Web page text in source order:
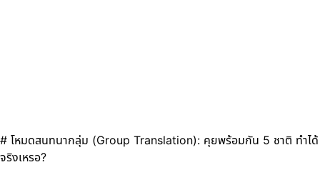
# โหมดสนทนากลุ่ม (Group Translation): คุยพร้อมกัน 5 ชาติ ทำได้
จริงเหรอ?